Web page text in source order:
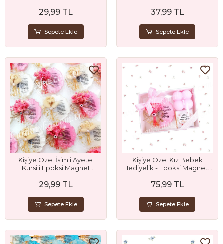
29,99 TL
Sepete Ekle
37,99 TL
Sepete Ekle
Kişiye Özel İsimli Ayetel
Kürsili Epoksi Magnet
29,99 TL
Sepete Ekle
Kişiye Özel Kız Bebek
Hediyelik - Epoksi Magnet -
Seti
75,99 TL
Sepete Ekle